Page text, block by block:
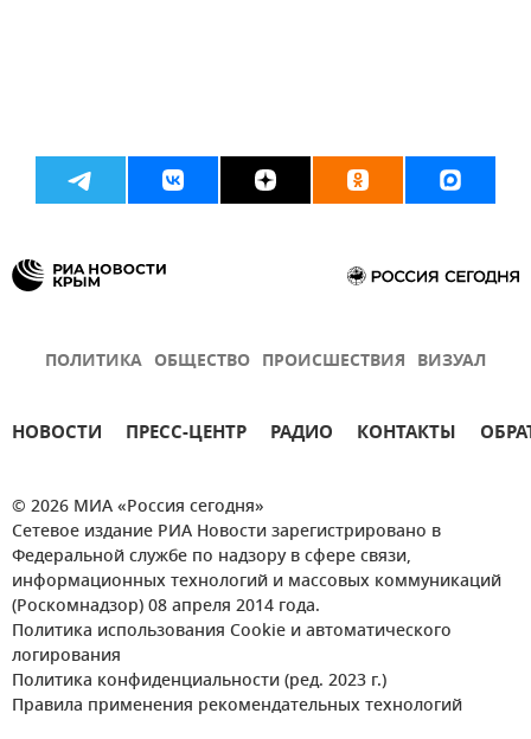
ПОЛИТИКА ОБЩЕСТВО ПРОИСШЕСТВИЯ ВИЗУАЛ
НОВОСТИ ПРЕСС-ЦЕНТР РАДИО КОНТАКТЫ
© 2026 МИА «Россия сегодня»
Сетевое издание РИА Новости зарегистрировано в
Федеральной службе по надзору в сфере связи,
информационных технологий и массовых коммуникаций
(Роскомнадзор) 08 апреля 2014 года.
Политика использования Cookie и автоматического
логирования
Политика конфиденциальности (ред. 2023 г.)
Правила применения рекомендательных технологий